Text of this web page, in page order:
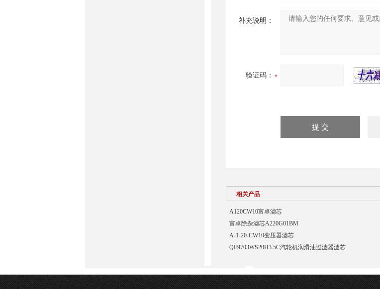
补充说明：
验证码：
相关产品
A120CW10富卓滤芯
富卓除杂滤芯A220G01BM
A-1-20-CW10变压器滤芯
QF9703WS20H3.5C汽轮机润滑油过滤器滤芯